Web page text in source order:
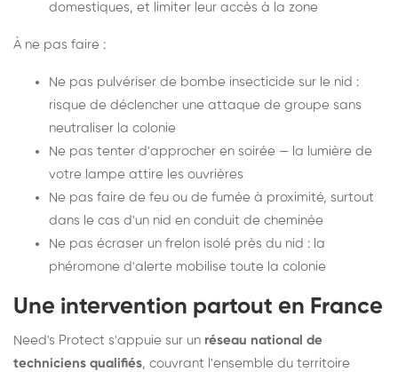
domestiques, et limiter leur accès à la zone
À ne pas faire :
Ne pas pulvériser de bombe insecticide sur le nid :
risque de déclencher une attaque de groupe sans
neutraliser la colonie
Ne pas tenter d'approcher en soirée — la lumière de
votre lampe attire les ouvrières
Ne pas faire de feu ou de fumée à proximité, surtout
dans le cas d'un nid en conduit de cheminée
Ne pas écraser un frelon isolé près du nid : la
phéromone d'alerte mobilise toute la colonie
Une intervention partout en France
Need's Protect s'appuie sur un réseau national de
techniciens qualifiés, couvrant l'ensemble du territoire